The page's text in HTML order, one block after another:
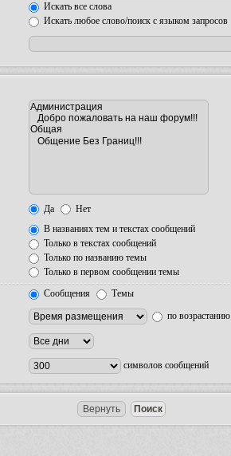
Искать все слова
Искать любое слово/поиск с языком запросов
Да
Нет
В названиях тем и текстах сообщений
Только в текстах сообщений
Только по названию темы
Только в первом сообщении темы
Сообщения
Темы
по возрастанию
символов сообщений